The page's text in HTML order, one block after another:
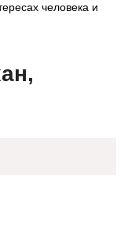
человека и